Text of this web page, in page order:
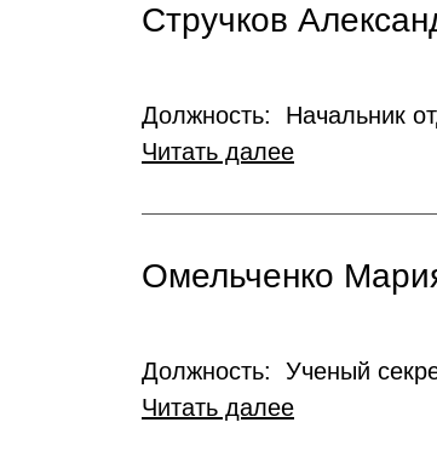
Стручков
Должность: Начальник
Читать далее
Омельченко
Должность: Ученый
Читать далее